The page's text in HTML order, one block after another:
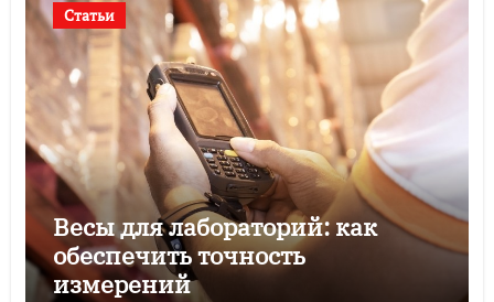
Статьи
Весы для лабораторий: как
обеспечить точность
измерений